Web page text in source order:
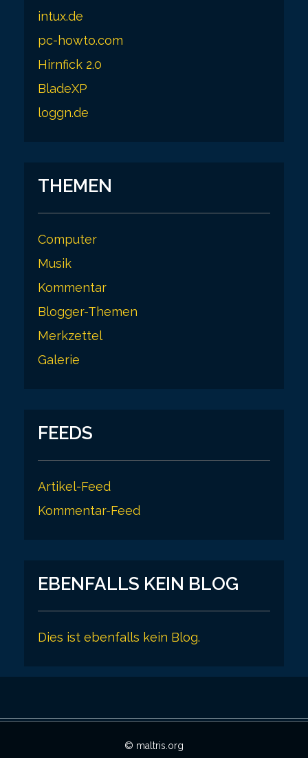
intux.de
pc-howto.com
Hirnfick 2.0
BladeXP
loggn.de
THEMEN
Computer
Musik
Kommentar
Blogger-Themen
Merkzettel
Galerie
FEEDS
Artikel-Feed
Kommentar-Feed
EBENFALLS KEIN BLOG
Dies ist ebenfalls kein Blog.
© maltris.org